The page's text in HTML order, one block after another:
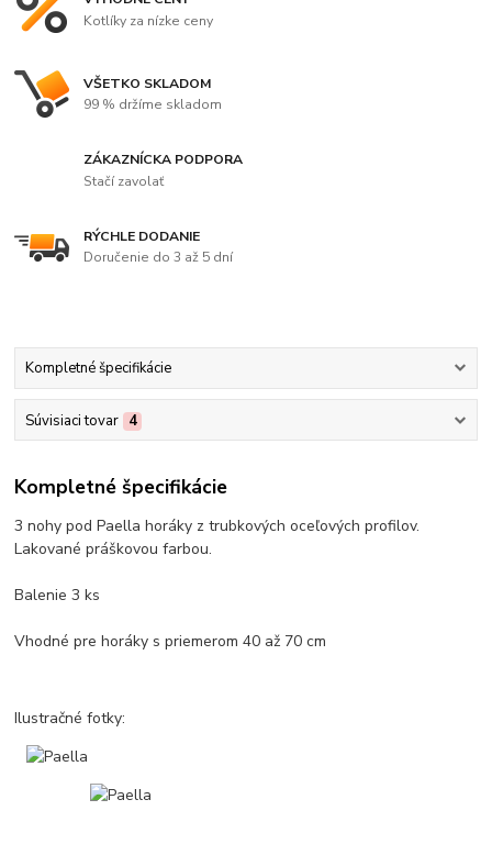
Kotlíky za nízke ceny
VŠETKO SKLADOM
99 % držíme skladom
ZÁKAZNÍCKA PODPORA
Stačí zavolať
RÝCHLE DODANIE
Doručenie do 3 až 5 dní
Kompletné špecifikácie
Súvisiaci tovar 4
Kompletné špecifikácie
3 nohy pod Paella horáky z trubkových oceľových profilov.
Lakované práškovou farbou.
Balenie 3 ks
Vhodné pre horáky s priemerom 40 až 70 cm
Ilustračné fotky: